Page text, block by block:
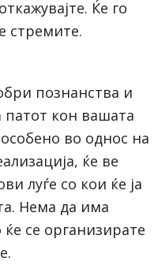
Ќе го
стремите.
познанства и
патот кон вашата
во однос на
ќе ве
луѓе со кои ќе ја
Нема да има
се организирате